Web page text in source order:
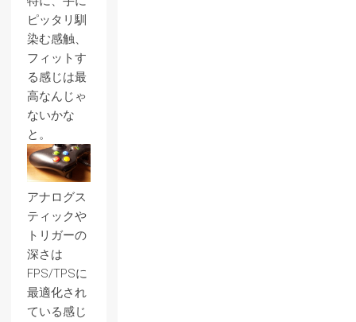
ピッタリ馴
染む感触、
フィットす
る感じは最
高なんじゃ
ないかな
と。
アナログス
ティックや
トリガーの
深さは
FPS/TPSに
最適化され
ている感じ